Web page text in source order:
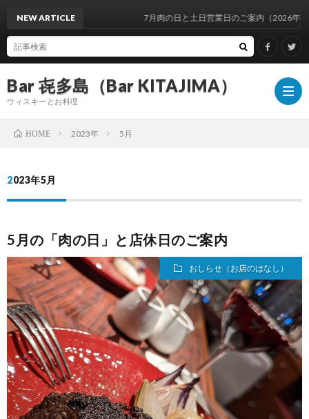
Bar 㐂多島（Bar KITAJIMA）
ウィスキーとお料理
し
せ
（お
店
イ
ン
ト
ィ
ス
キ
ウ
ィ
ス
ウ
ィ
マ
NEW ARTICLE 7月肉の日と土日営業日のご案内（2026年）
HOME 2023年 5月
2023年5月
5月の「肉の日」と店休日のご案内
おしらせ（お店のはなし）